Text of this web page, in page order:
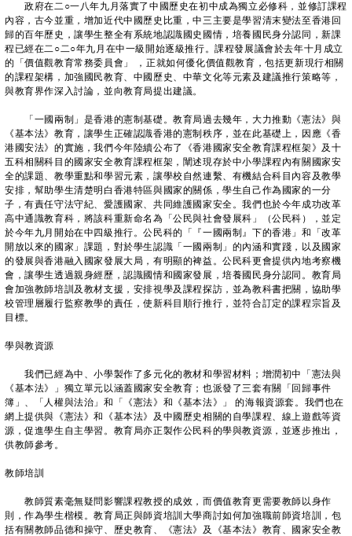
政府在二○一八年九月落實了中國歷史在初中成為獨立必修科，並修訂課程
內容，古今並重，增加近代中國歷史比重，中三主要是學習清末變法至香港回
歸的百年歷史，讓學生整全有系統地認識國史國情，培養國民身分認同，新課
程已經在二○二○年九月在中一級開始逐級推行。課程發展議會於去年十月成立
的「價值觀教育常務委員會」 ，正就如何優化價值觀教育，包括更新現行相關
的課程架構，加強國民教育、中國歷史、中華文化等元素及建議推行策略等，
與教育界作深入討論，並向教育局提出建議。
「一國兩制」是香港的憲制基礎。教育局過去幾年，大力推動《憲法》與
《基本法》教育，讓學生正確認識香港的憲制秩序，並在此基礎上，因應《香
港國安法》的實施，我們今年陸續公布了《香港國家安全教育課程框架》及十
五科相關科目的國家安全教育課程框架，闡述現存於中小學課程內有關國家安
全的課題、教學重點和學習元素，讓學校自然連繫、有機結合科目內容及教學
安排，幫助學生清楚明白香港特區與國家的關係，學生自己作為國家的一分
子，有責任守法守紀、愛護國家、共同維護國家安全。我們也於今年成功改革
高中通識教育科，將該科重新命名為「公民與社會發展科」（公民科），並定
於今年九月開始在中四級推行。公民科的「『一國兩制』下的香港」和「改革
開放以來的國家」課題，對於學生認識「一國兩制」的內涵和實踐，以及國家
的發展與香港融入國家發展大局，有明顯的裨益。公民科更會提供內地考察機
會，讓學生透過親身經歷，認識國情和國家發展，培養國民身分認同。教育局
會加強教師培訓及教材支援，安排視學及課程探訪，並為教科書把關，協助學
校管理層履行監察教學的責任，使新科目順行推行，並符合訂定的課程宗旨及
目標。
學與教資源
我們已經為中、小學製作了多元化的教材和學習材料；增潤初中「憲法與
《基本法》」獨立單元以涵蓋國家安全教育；也派發了三套有關「回歸事件
簿」、「人權與法治」和「《憲法》和《基本法》」 的海報資源套。我們也在
網上提供與《憲法》和《基本法》及中國歷史相關的自學課程、線上遊戲等資
源，促進學生自主學習。教育局亦正製作公民科的學與教資源，並逐步推出，
供教師參考。
教師培訓
教師質素毫無疑問影響課程教授的成效，而價值教育更需要教師以身作
則，作為學生楷模。教育局正與師資培訓大學商討如何加強職前師資培訓，包
括有關教師品德和操守、歷史教育、《憲法》及《基本法》教育、國家安全教